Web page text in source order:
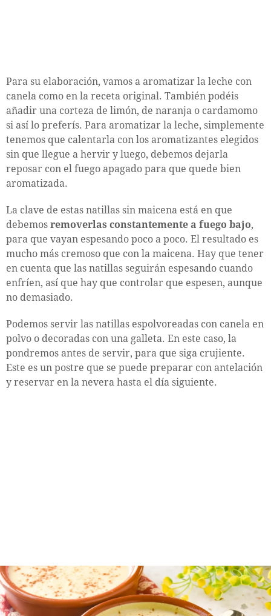
Para su elaboración, vamos a aromatizar la leche con
canela como en la receta original. También podéis
añadir una corteza de limón, de naranja o cardamomo
si así lo preferís. Para aromatizar la leche, simplemente
tenemos que calentarla con los aromatizantes elegidos
sin que llegue a hervir y luego, debemos dejarla
reposar con el fuego apagado para que quede bien
aromatizada.
La clave de estas natillas sin maicena está en que
debemos removerlas constantemente a fuego bajo,
para que vayan espesando poco a poco. El resultado es
mucho más cremoso que con la maicena. Hay que tener
en cuenta que las natillas seguirán espesando cuando
enfríen, así que hay que controlar que espesen, aunque
no demasiado.
Podemos servir las natillas espolvoreadas con canela en
polvo o decoradas con una galleta. En este caso, la
pondremos antes de servir, para que siga crujiente.
Este es un postre que se puede preparar con antelación
y reservar en la nevera hasta el día siguiente.